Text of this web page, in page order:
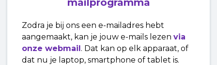
mailprogramma
Zodra je bij ons een e-mailadres hebt
aangemaakt, kan je jouw e-mails lezen via
onze webmail. Dat kan op elk apparaat, of
dat nu je laptop, smartphone of tablet is.